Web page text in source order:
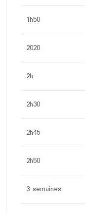
1h50
2020
2h
2h30
2h45
2h50
3 semaines